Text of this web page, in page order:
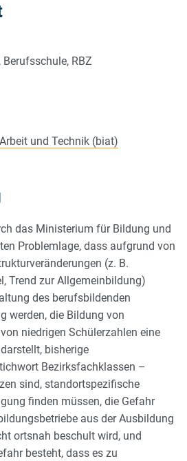
RBZ
und Technik (biat)
das Ministerium für Bildung und
Problemlage, dass aufgrund von
(z. B.
Trend zur Allgemeinbildung)
des berufsbildenden
werden, die Bildung von
niedrigen Schülerzahlen eine
bisherige
Bezirksfachklassen –
sind, standortspezifische
finden müssen, die Gefahr
aus der Ausbildung
ortsnah beschult wird, und
besteht, dass es zu